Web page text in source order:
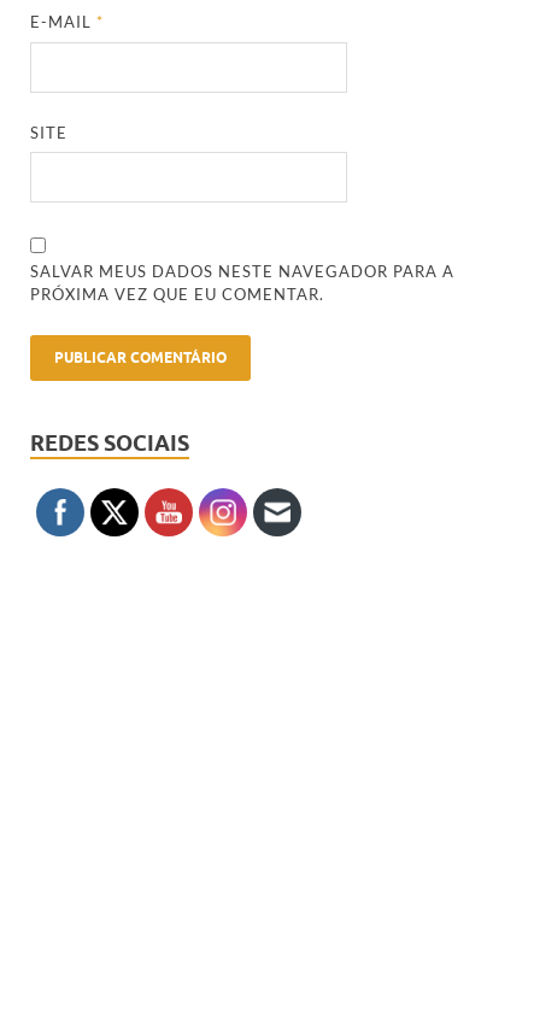
E-MAIL*
SITE
SALVAR MEUS DADOS NESTE NAVEGADOR PARA A
PRÓXIMA VEZ QUE EU COMENTAR.
REDES SOCIAIS